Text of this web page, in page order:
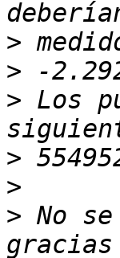
>
>
> Los
>
>
> No